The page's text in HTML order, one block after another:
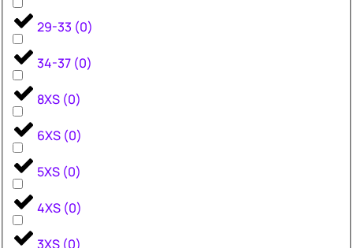
29-33 (0)
34-37 (0)
8XS (0)
6XS (0)
5XS (0)
4XS (0)
3XS (0)